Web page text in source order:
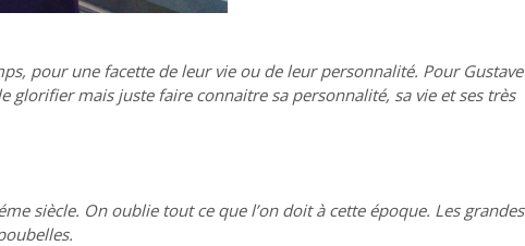
pour une facette de leur vie ou de leur personnalité. Pour Gustave
glorifier mais juste faire connaitre sa personnalité, sa vie et ses très
siècle. On oublie tout ce que l’on doit à cette époque. Les grandes